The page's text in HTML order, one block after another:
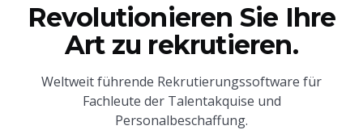
Revolutionieren Sie Ihre
Art zu rekrutieren.
Weltweit führende Rekrutierungssoftware für
Fachleute der Talentakquise und
Personalbeschaffung.